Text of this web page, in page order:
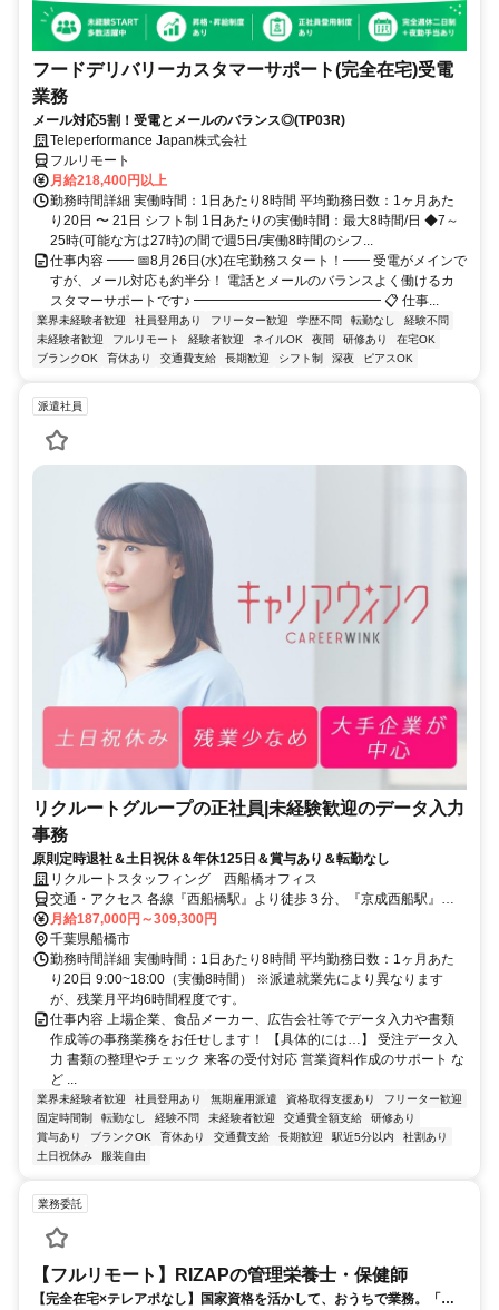
フードデリバリーカスタマーサポート(完全在宅)受電
業務
メール対応5割！受電とメールのバランス◎(TP03R)
Teleperformance Japan株式会社
フルリモート
月給218,400円以上
勤務時間詳細 実働時間：1日あたり8時間 平均勤務日数：1ヶ月あた
り20日 〜 21日 シフト制 1日あたりの実働時間：最大8時間/日 ◆7～
25時(可能な方は27時)の間で週5日/実働8時間のシフ...
仕事内容 ━━ 📅8月26日(水)在宅勤務スタート！━━ 受電がメインで
すが、メール対応も約半分！ 電話とメールのバランスよく働けるカ
スタマーサポートです♪ ━━━━━━━━━━━━━━ 📋 仕事...
業界未経験者歓迎 社員登用あり フリーター歓迎 学歴不問 転勤なし
経験不問
未経験者歓迎
フルリモート 経験者歓迎 ネイルOK 夜間 研修あり
在宅OK
ブランクOK
育休あり 交通費支給 長期歓迎 シフト制 深夜 ピアスOK
派遣社員
リクルートグループの正社員|未経験歓迎のデータ入力
事務
原則定時退社＆土日祝休＆年休125日＆賞与あり＆転勤なし
リクルートスタッフィング 西船橋オフィス
交通・アクセス 各線『西船橋駅』より徒歩３分、『京成西船駅』よ
り徒歩９分
月給187,000円～309,300円
千葉県船橋市
勤務時間詳細 実働時間：1日あたり8時間 平均勤務日数：1ヶ月あた
り20日 9:00~18:00（実働8時間） ※派遣就業先により異なります
が、残業月平均6時間程度です。
仕事内容 上場企業、食品メーカー、広告会社等でデータ入力や書類
作成等の事務業務をお任せします！ 【具体的には…】 受注データ入
力 書類の整理やチェック 来客の受付対応 営業資料作成のサポート な
ど ...
業界未経験者歓迎 社員登用あり 無期雇用派遣 資格取得支援あり
フリーター歓迎
固定時間制
転勤なし 経験不問 未経験者歓迎 交通費全額支給
研修あり
賞与あり
ブランクOK 育休あり 交通費支給 長期歓迎 駅近5分以内
社割あり
土日祝休み
服装自由
業務委託
【フルリモート】RIZAPの管理栄養士・保健師
【完全在宅×テレアポなし】国家資格を活かして、おうちで業務。「も